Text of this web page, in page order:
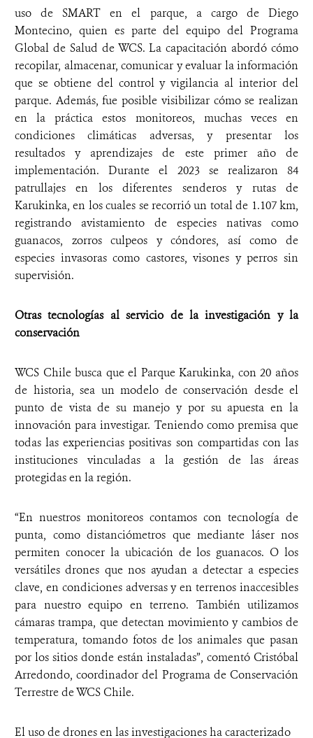
uso de SMART en el parque, a cargo de Diego
Montecino, quien es parte del equipo del Programa
Global de Salud de WCS. La capacitación abordó cómo
recopilar, almacenar, comunicar y evaluar la información
que se obtiene del control y vigilancia al interior del
parque. Además, fue posible visibilizar cómo se realizan
en la práctica estos monitoreos, muchas veces en
condiciones climáticas adversas, y presentar los
resultados y aprendizajes de este primer año de
implementación. Durante el 2023 se realizaron 84
patrullajes en los diferentes senderos y rutas de
Karukinka, en los cuales se recorrió un total de 1.107 km,
registrando avistamiento de especies nativas como
guanacos, zorros culpeos y cóndores, así como de
especies invasoras como castores, visones y perros sin
supervisión.
Otras tecnologías al servicio de la investigación y la
conservación
WCS Chile busca que el Parque Karukinka, con 20 años
de historia, sea un modelo de conservación desde el
punto de vista de su manejo y por su apuesta en la
innovación para investigar. Teniendo como premisa que
todas las experiencias positivas son compartidas con las
instituciones vinculadas a la gestión de las áreas
protegidas en la región.
“En nuestros monitoreos contamos con tecnología de
punta, como distanciómetros que mediante láser nos
permiten conocer la ubicación de los guanacos. O los
versátiles drones que nos ayudan a detectar a especies
clave, en condiciones adversas y en terrenos inaccesibles
para nuestro equipo en terreno. También utilizamos
cámaras trampa, que detectan movimiento y cambios de
temperatura, tomando fotos de los animales que pasan
por los sitios donde están instaladas”, comentó Cristóbal
Arredondo, coordinador del Programa de Conservación
Terrestre de WCS Chile.
El uso de drones en las investigaciones ha caracterizado